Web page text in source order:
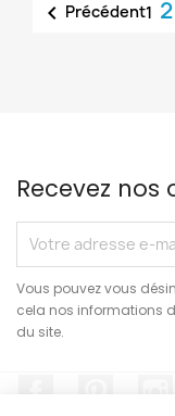
 Précédent1 2
Recevez nos
Vous pouvez vous
cela nos informations
du site.